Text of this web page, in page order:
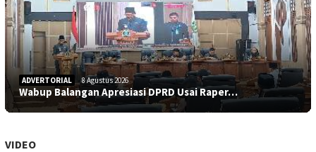
ADVERTORIAL 8 Agustus 2026
Wabup Balangan Apresiasi DPRD Usai Raper…
VIDEO